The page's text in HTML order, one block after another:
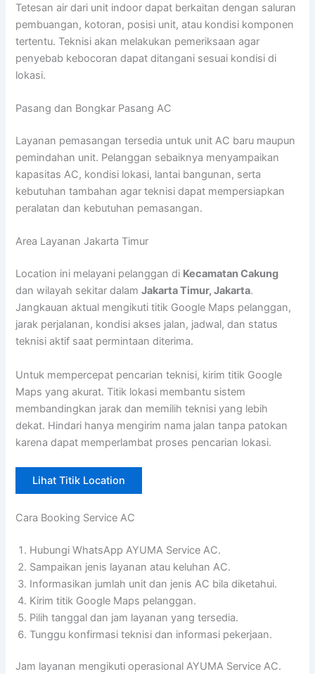
Tetesan air dari unit indoor dapat berkaitan dengan saluran
pembuangan, kotoran, posisi unit, atau kondisi komponen
tertentu. Teknisi akan melakukan pemeriksaan agar
penyebab kebocoran dapat ditangani sesuai kondisi di
lokasi.
Pasang dan Bongkar Pasang AC
Layanan pemasangan tersedia untuk unit AC baru maupun
pemindahan unit. Pelanggan sebaiknya menyampaikan
kapasitas AC, kondisi lokasi, lantai bangunan, serta
kebutuhan tambahan agar teknisi dapat mempersiapkan
peralatan dan kebutuhan pemasangan.
Area Layanan Jakarta Timur
Location ini melayani pelanggan di Kecamatan Cakung
dan wilayah sekitar dalamJakarta Timur, Jakarta.
Jangkauan aktual mengikuti titik Google Maps pelanggan,
jarak perjalanan, kondisi akses jalan, jadwal, dan status
teknisi aktif saat permintaan diterima.
Untuk mempercepat pencarian teknisi, kirim titik Google
Maps yang akurat. Titik lokasi membantu sistem
membandingkan jarak dan memilih teknisi yang lebih
dekat. Hindari hanya mengirim nama jalan tanpa patokan
karena dapat memperlambat proses pencarian lokasi.
Lihat Titik Location
Cara Booking Service AC
Hubungi WhatsApp AYUMA Service AC.
Sampaikan jenis layanan atau keluhan AC.
Informasikan jumlah unit dan jenis AC bila diketahui.
Kirim titik Google Maps pelanggan.
Pilih tanggal dan jam layanan yang tersedia.
Tunggu konfirmasi teknisi dan informasi pekerjaan.
Jam layanan mengikuti operasional AYUMA Service AC.